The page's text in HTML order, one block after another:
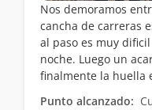
Nos demoramos
cancha de carreras
al paso es muy
noche. Luego un
finalmente la huella
Punto alcanzado: